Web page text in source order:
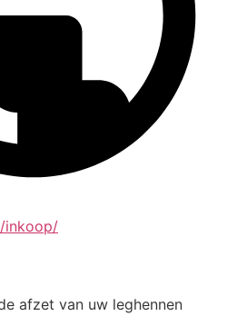
inkoop/
afzet van uw leghennen